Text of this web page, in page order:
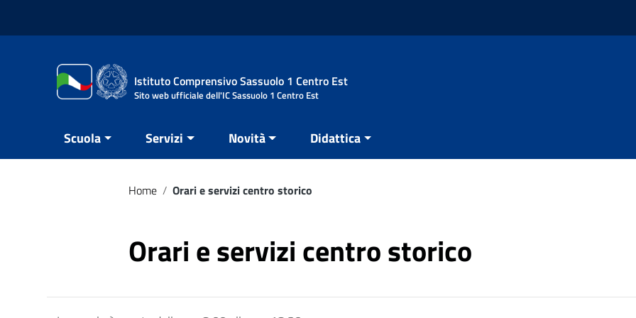
Istituto Comprensivo Sassuolo 1 Centro Est
Sito web ufficiale dell'IC Sassuolo 1 Centro Est
Scuola Servizi Novità Didattica
Home / Orari e servizi centro storico
Orari e servizi centro storico